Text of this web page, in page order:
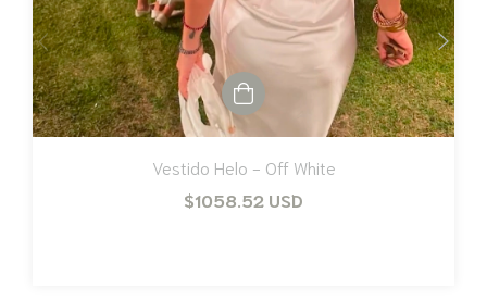
Vestido Helo - Off White
$1058.52 USD